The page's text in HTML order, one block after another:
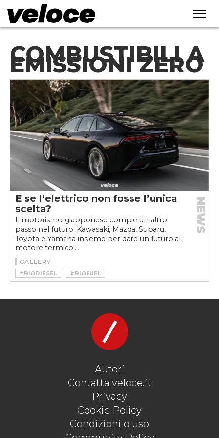
COMBUSTIBILI A
EMISSIONI ZERO
E se l’elettrico non fosse l’unica
scelta?
Il motorismo giapponese compie un altro
passo nel futuro: Kawasaki, Mazda, Subaru,
Toyota e Yamaha insieme per dare un futuro al
motore termico....
NEWS
GALLERY
#BIODIESEL
#BIOFUEL
#COMBUSTIBILI A EMISSIONI ZERO
#MOTORE IDROGENO MOTO
#MOTORE TERMICO A IDROGENO
#MOTORE TERMICO EVOLUZIONE
Autori
Contatta veloce.it
Privacy
Cookie Policy
Condizioni d’uso